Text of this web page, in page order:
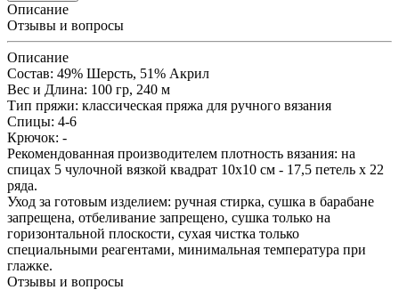
Описание
Отзывы и вопросы
Описание
Состав: 49% Шерсть, 51% Aкрил
Вес и Длина: 100 гр, 240 м
Тип пряжи: классическая пряжа для ручного вязания
Спицы: 4-6
Крючок: -
Рекомендованная производителем плотность вязания: на
спицах 5 чулочной вязкой квадрат 10х10 см - 17,5 петель х 22
ряда.
Уход за готовым изделием: ручная стирка, сушка в барабане
запрещена, отбеливание запрещено, сушка только на
горизонтальной плоскости, сухая чистка только
специальными реагентами, минимальная температура при
глажке.
Отзывы и вопросы